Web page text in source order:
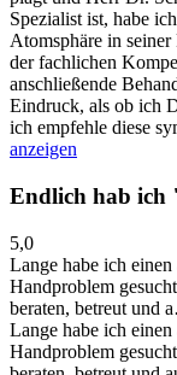
Spezialist ist, habe
Atomsphäre in seiner
der fachlichen
anschließende
Eindruck, als ob ich
ich empfehle diese
anzeigen
Endlich hab ich
5,0
Lange habe ich
Handproblem
beraten, betreut und
Lange habe ich
Handproblem